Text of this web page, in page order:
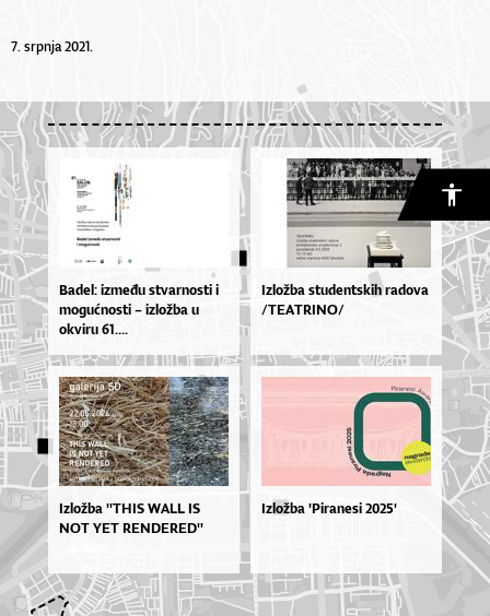
7. srpnja 2021.
Ba­de­l: iz­me­đu stvar­nos­ti i
mo­gu­ćnos­ti – izlož­ba u
okvi­ru 61....
Izložba studentskih radova
/TEATRINO/
Izlož­ba ''THIS WA­LL IS
NOT YET REN­DE­RE­D''
Izložba 'Piranesi 2025'